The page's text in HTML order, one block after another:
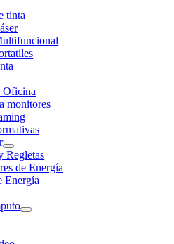
tinta
Oficina
monitores
Regletas
de Energía
Energía